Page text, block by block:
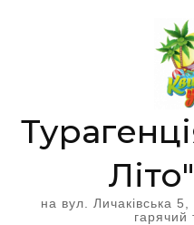
на вул. Личаківська
гарячий